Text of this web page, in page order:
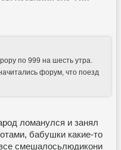
по 999 на шесть утра.
форум, что поезд
ломанулся и занял
бабушки какие-то
смешалосьлюдикони